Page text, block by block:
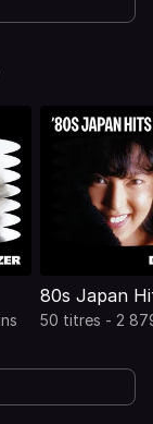
80s Japan
50 titres - 2